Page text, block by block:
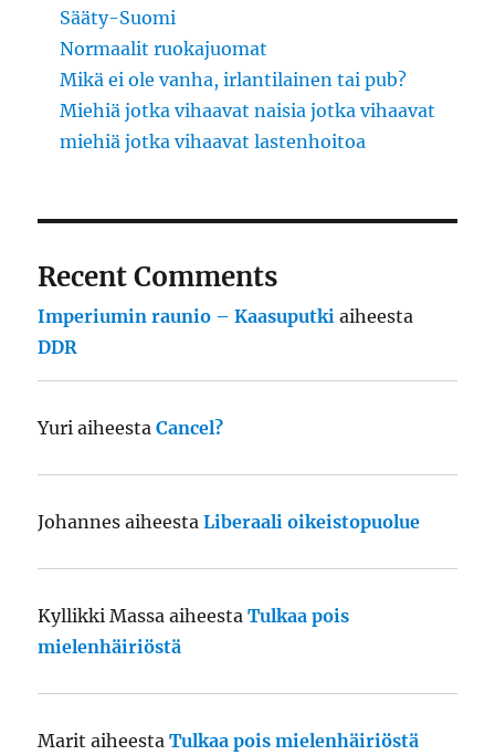
Sääty-Suomi
Normaalit ruokajuomat
Mikä ei ole vanha, irlantilainen tai pub?
Miehiä jotka vihaavat naisia jotka vihaavat
miehiä jotka vihaavat lastenhoitoa
Recent Comments
Imperiumin raunio – Kaasuputki aiheesta
DDR
Yuri aiheestaCancel?
Johannes aiheestaLiberaali oikeistopuolue
Kyllikki Massa aiheestaTulkaa pois
mielenhäiriöstä
Marit aiheestaTulkaa pois mielenhäiriöstä